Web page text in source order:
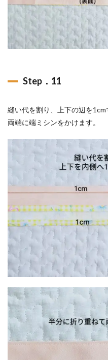
Step．11
縫い代を割り、上下の辺を
両端に端ミシンをかけます。